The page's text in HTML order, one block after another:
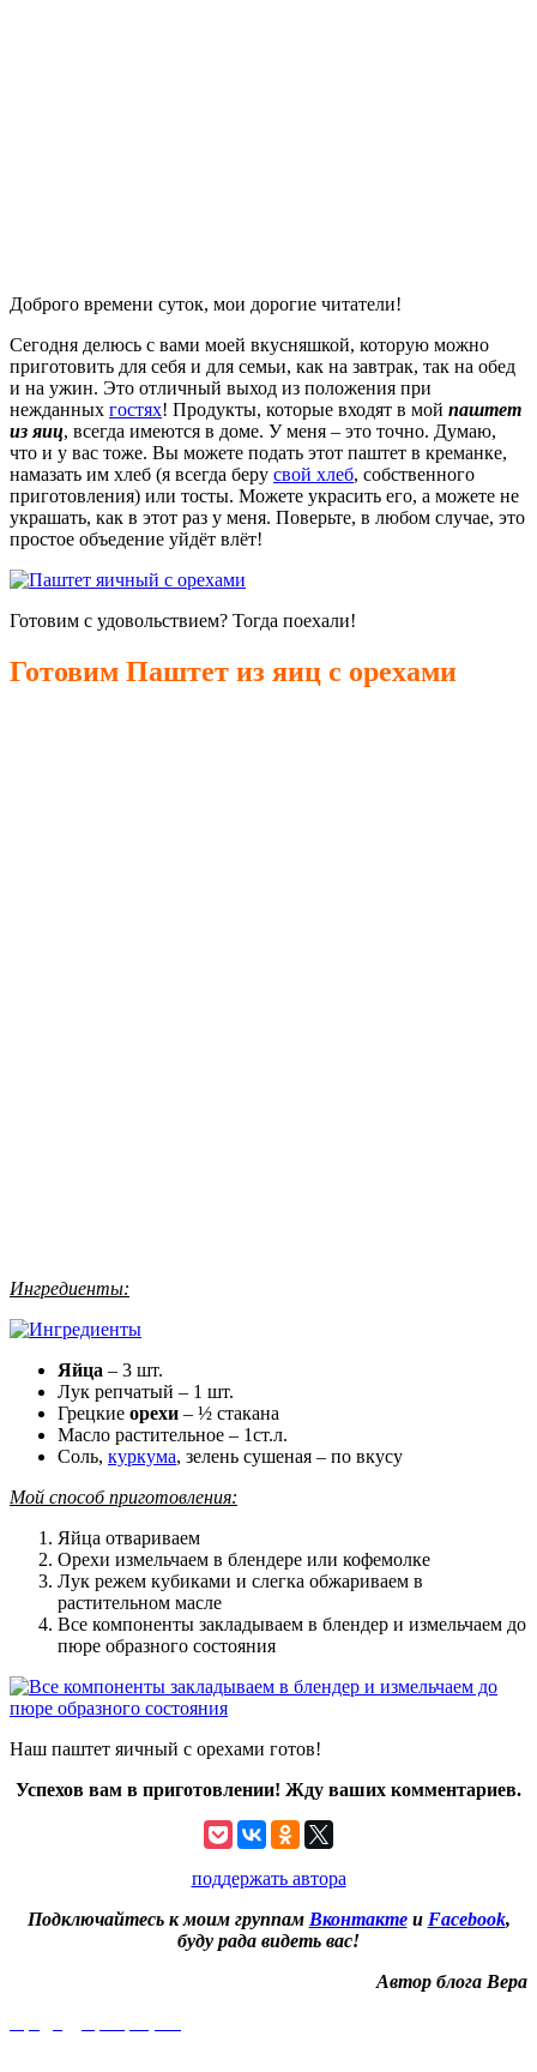
Доброго времени суток, мои дорогие читатели!
Сегодня делюсь с вами моей вкусняшкой, которую можно
приготовить для себя и для семьи, как на завтрак, так на обед
и на ужин. Это отличный выход из положения при
нежданных гостях! Продукты, которые входят в мой паштет
из яиц, всегда имеются в доме. У меня – это точно. Думаю,
что и у вас тоже. Вы можете подать этот паштет в креманке,
намазать им хлеб (я всегда беру свой хлеб, собственного
приготовления) или тосты. Можете украсить его, а можете не
украшать, как в этот раз у меня. Поверьте, в любом случае, это
простое объедение уйдёт влёт!
Готовим с удовольствием? Тогда поехали!
Готовим Паштет из яиц с орехами
Ингредиенты:
Яйца – 3 шт.
Лук репчатый – 1 шт.
Грецкие орехи – ½ стакана
Масло растительное – 1ст.л.
Соль, куркума, зелень сушеная – по вкусу
Мой способ приготовления:
Яйца отвариваем
Орехи измельчаем в блендере или кофемолке
Лук режем кубиками и слегка обжариваем в
растительном масле
Все компоненты закладываем в блендер и измельчаем до
пюре образного состояния
Наш паштет яичный с орехами готов!
Успехов вам в приготовлении! Жду ваших комментариев.
поддержать автора
Подключайтесь к моим группам Вконтактеи Facebook,
буду рада видеть вас!
Автор блога Вера